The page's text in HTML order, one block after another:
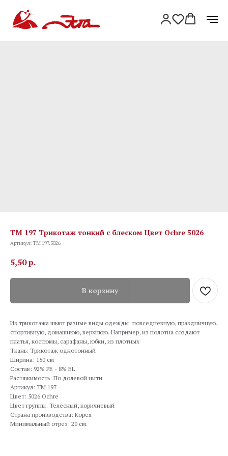
TM 197 Трикотаж тонкий с блеском Цвет Ochre 5026
Артикул:TM 197.5026
5,50р.
В корзину
Из трикотажа шьют разные виды одежды: повседневную, праздничную,
спортивную, домашнюю, верхнюю. Например, из полотна создают
платья, костюмы, сарафаны, юбки, из плотных
Ткань: Трикотаж однотонный
Ширина: 150 см
Состав: 92% PE - 8% EL
Растяжимость: По долевой нити
Артикул: TM 197
Цвет: 5026 Ochre
Цвет группы: Телесный, коричневый
Страна производства: Корея
Минимальный отрез: 20 см.